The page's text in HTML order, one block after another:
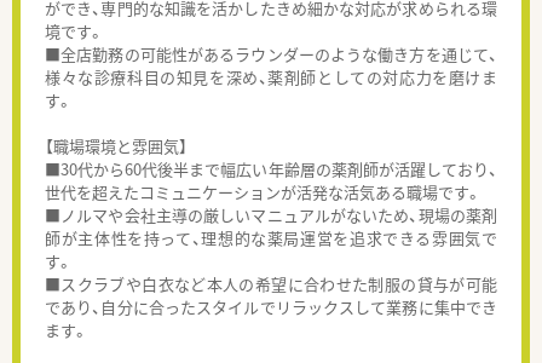
ができ、専門的な知識を活かしたきめ細かな対応が求められる環
境です。
■全店勤務の可能性があるラウンダーのような働き方を通じて、
様々な診療科目の知見を深め、薬剤師としての対応力を磨けま
す。
【職場環境と雰囲気】
■30代から60代後半まで幅広い年齢層の薬剤師が活躍しており、
世代を超えたコミュニケーションが活発な活気ある職場です。
■ノルマや会社主導の厳しいマニュアルがないため、現場の薬剤
師が主体性を持って、理想的な薬局運営を追求できる雰囲気で
す。
■スクラブや白衣など本人の希望に合わせた制服の貸与が可能
であり、自分に合ったスタイルでリラックスして業務に集中でき
ます。